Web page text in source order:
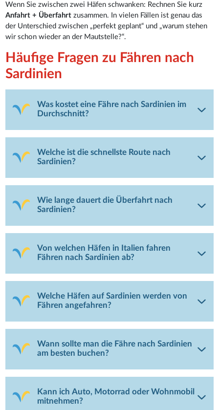
Wenn Sie zwischen zwei Häfen schwanken: Rechnen Sie kurz
Anfahrt + Überfahrt zusammen. In vielen Fällen ist genau das
der Unterschied zwischen „perfekt geplant“ und „warum stehen
wir schon wieder an der Mautstelle?“.
Häufige Fragen zu Fähren nach
Sardinien
Was kostet eine Fähre nach Sardinien im
Durchschnitt?
Welche ist die schnellste Route nach
Sardinien?
Wie lange dauert die Überfahrt nach
Sardinien?
Von welchen Häfen in Italien fahren
Fähren nach Sardinien ab?
Welche Häfen auf Sardinien werden von
Fähren angefahren?
Wann sollte man die Fähre nach Sardinien
am besten buchen?
Kann ich Auto, Motorrad oder Wohnmobil
mitnehmen?